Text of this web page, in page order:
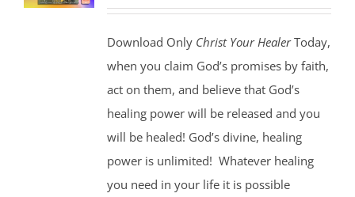
Download Only Christ Your HealerToday,
when you claim God’s promises by faith,
act on them, and believe that God’s
healing power will be released and you
will be healed! God’s divine, healing
power is unlimited! Whatever healing
you need in your life it is possible